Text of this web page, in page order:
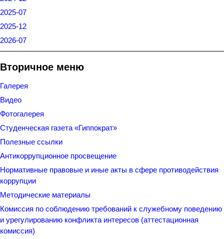
2025-07
2025-12
2026-07
Вторичное меню
Галерея
Видео
Фотогалерея
Студенческая газета «Гиппократ»
Полезные ссылки
Антикоррупционное просвещение
Нормативные правовые и иные акты в сфере противодействия
коррупции
Методические материалы
Комиссия по соблюдению требований к служебному поведению
и урегулированию конфликта интересов (аттестационная
комиссия)